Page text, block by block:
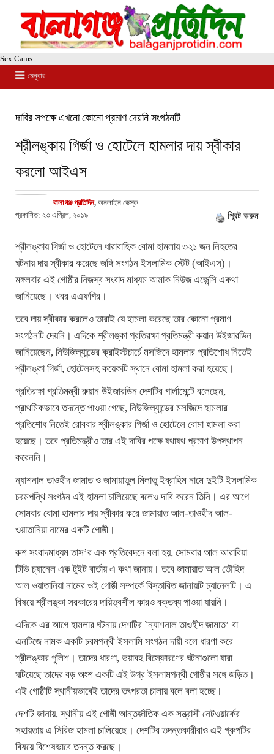
Sex Cams
মেনুবার
দাবির সপক্ষে এখনো কোনো প্রমাণ দেয়নি সংগঠনটি
শ্রীলঙ্কায় গির্জা ও হোটেলে হামলার দায় স্বীকার
করলো আইএস
বালাগঞ্জ প্রতিদিন, অনলাইন ডেস্ক
প্রকাশিত: ২৩ এপ্রিল, ২০১৯
প্রিন্ট করুন
শ্রীলঙ্কায় গির্জা ও হোটেলে ধারাবাহিক বোমা হামলায় ৩২১ জন নিহতের
ঘটনায় দায় স্বীকার করেছে জঙ্গি সংগঠন ইসলামিক স্টেট (আইএস)।
মঙ্গলবার এই গোষ্ঠীর নিজস্ব সংবাদ মাধ্যম আমাক নিউজ এজেন্সি একথা
জানিয়েছে। খবর এএফপির।
তবে দায় স্বীকার করলেও তারাই যে হামলা করেছে তার কোনো প্রমাণ
সংগঠনটি দেয়নি। এদিকে শ্রীলঙ্কা প্রতিরক্ষা প্রতিমন্ত্রী রুয়ান উইজারডিন
জানিয়েছেন, নিউজিল্যান্ডের ক্রাইস্টচার্চে মসজিদে হামলার প্রতিশোধ নিতেই
শ্রীলঙ্কা গির্জা, হোটেলসহ কয়েকটি স্থানে বোমা হামলা করা হয়েছে।
প্রতিরক্ষা প্রতিমন্ত্রী রুয়ান উইজারডিন দেশটির পার্লামেন্টে বলেছেন,
প্রাথমিকভাবে তদন্তে পাওয়া গেছে, নিউজিল্যান্ডের মসজিদে হামলার
প্রতিশোধ নিতেই রোববার শ্রীলঙ্কার গির্জা ও হোটেলে বোমা হামলা করা
হয়েছে। তবে প্রতিমন্ত্রীও তার এই দাবির পক্ষে যথাযথ প্রমাণ উপস্থাপন
করেননি।
ন্যাশনাল তাওহীদ জামাত ও জামায়াতুল মিলাতু ইব্রাহিম নামে দুইটি ইসলামিক
চরমপন্থি সংগঠন এই হামলা চালিয়েছে বলেও দাবি করেন তিনি। এর আগে
সোমবার বোমা হামলার দায় স্বীকার করে জামায়াত আল-তাওহীদ আল-
ওয়াতানিয়া নামের একটি গোষ্ঠী।
রুশ সংবাদমাধ্যম তাস’র এক প্রতিবেদনে বলা হয়, সোমবার আল আরাবিয়া
টিভি চ্যানেল এক টুইট বার্তায় এ কথা জানায়। তবে জামায়াত আল তৌহিদ
আল ওয়াতানিয়া নামের ওই গোষ্ঠী সম্পর্কে বিস্তারিত জানায়টি চ্যানেলটি। এ
বিষয়ে শ্রীলঙ্কা সরকারের দায়িত্বশীল কারও বক্তব্য পাওয়া যায়নি।
এদিকে এর আগে হামলার ঘটনায় দেশটির `ন্যাশনাল তাওহীদ জামাত’ বা
এনটিজে নামক একটি চরমপন্থী ইসলামি সংগঠন দায়ী বলে ধারণা করে
শ্রীলঙ্কার পুলিশ। তাদের ধারণা, ভয়াবহ বিস্ফোরণের ঘটনাগুলো যারা
ঘটিয়েছে তাদের বড় অংশ একটি এই উগ্র ইসলামপন্থী গোষ্ঠীর সঙ্গে জড়িত।
এই গোষ্ঠীটি স্থানীয়ভাবেই তাদের তৎপরতা চালায় বলে বলা হচ্ছে।
দেশটি জানায়, স্থানীয় এই গোষ্ঠী আন্তর্জাতিক এক সন্ত্রাসী নেটওয়ার্কের
সহায়তায় এ সিরিজ হামলা চালিয়েছে। দেশটির তদন্তকারীরাও এই গ্রুপটির
বিষয়ে বিশেষভাবে তদন্ত করছে।